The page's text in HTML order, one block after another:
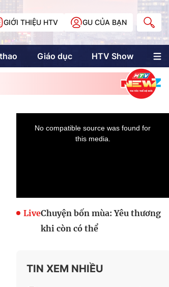
GIỚI THIỆU HTV GU CỦA BẠN
Giáo dục HTV Show
Multimedia
Multiform
Doanh nhân Sài
Gòn
LiveChuyện bốn mùa: Yêu thương
khi còn có thể
TIN XEM NHIỀU